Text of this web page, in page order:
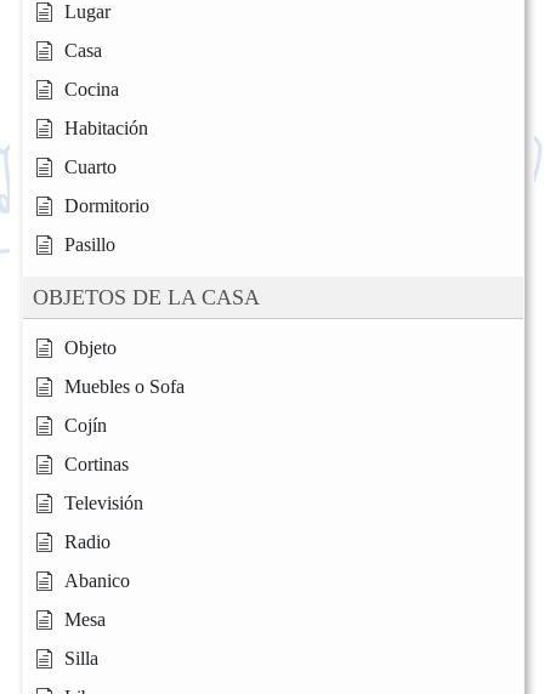
Lugar
Casa
Cocina
Habitación
Cuarto
Dormitorio
Pasillo
OBJETOS DE LA CASA
Objeto
Muebles o Sofa
Cojín
Cortinas
Televisión
Radio
Abanico
Mesa
Silla